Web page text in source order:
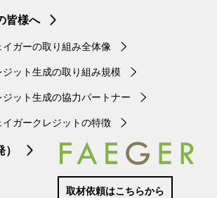
皆様へ
イガーの取り組み全体像
ジット生成の取り組み規模
ジット生成の協力パートナー
イガークレジットの特徴
取材依頼はこちらから